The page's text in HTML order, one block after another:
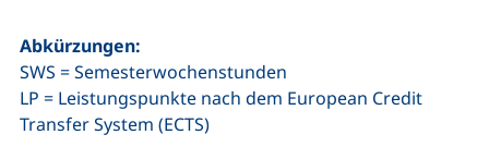
Abkürzungen:
SWS = Semesterwochenstunden
LP = Leistungspunkte nach dem European Credit
Transfer System (ECTS)